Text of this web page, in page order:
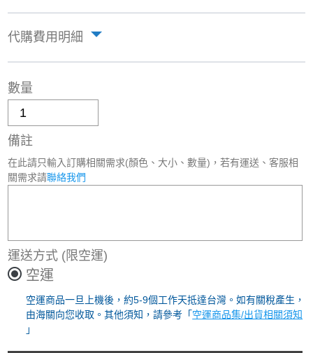
代購費用明細
數量
備註
在此請只輸入訂購相關需求(顏色、大小、數量)，若有運送、客服相
關需求請聯絡我們
運送方式 (限空運)
空運
空運商品一旦上機後，約5-9個工作天抵達台灣。如有關稅產生，
由海關向您收取。其他須知，請參考「 空運商品集/出貨相關須知
」